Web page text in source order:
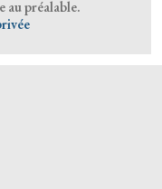
au préalable.